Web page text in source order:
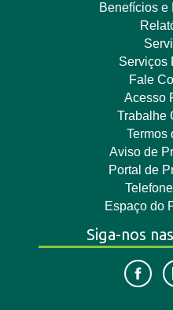
Benefícios e
Serviços
Fale
Acesso
Trabalhe
Termos
Aviso de
Portal de
Espaço do
Siga-nos